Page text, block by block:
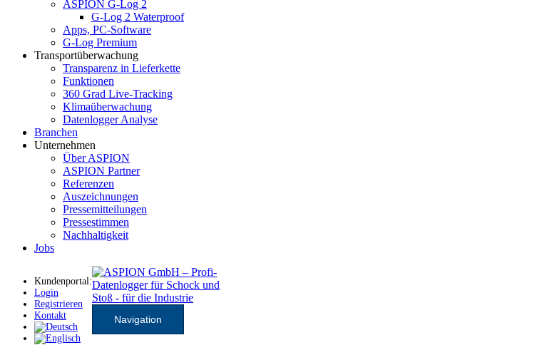
ASPION G-Log 2
G-Log 2 Waterproof
Apps, PC-Software
G-Log Premium
Transportüberwachung
Transparenz in Lieferkette
Funktionen
360 Grad Live-Tracking
Klimaüberwachung
Datenlogger Analyse
Branchen
Unternehmen
Über ASPION
ASPION Partner
Referenzen
Auszeichnungen
Pressemitteilungen
Pressestimmen
Nachhaltigkeit
Jobs
Kundenportal:
Login
Registrieren
Kontakt
Navigation